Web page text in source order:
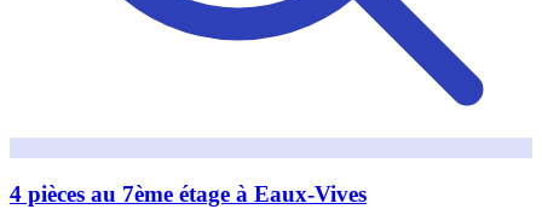
4 pièces au 7ème étage à Eaux-Vives